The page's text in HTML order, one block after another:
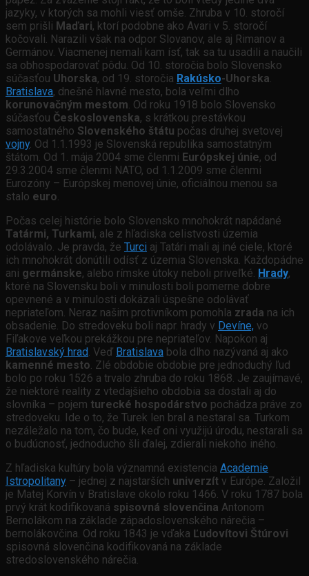
jazyky, v ktorých sa mohli viesť omše. Zhruba v 10. storočí
sem prišli Maďari, ktorí podobne ako Avari v 5. storočí
kočovali. Narazili však na odpor Slovanov, ale aj Rimanov a
Germánov. Viacmenej nemali kam ísť, tak sa tu usadili a naučili
sa obhospodarovať pôdu. Od 10. storočia bolo Slovensko
súčasťou Uhorska, od 19. storočia Rakúsko-Uhorska
Bratislava, dnešné hlavné mesto, bola veľmi dlho
korunovačným mestom . Od roku 1918 bolo Slovensko
súčasťou Československa, s krátkou prestávkou
samostatného Slovenského štátu počas druhej svetovej
vojny. Od 1.1.1993 je Slovenská republika samostatným
štátom. Od 1. mája 2004 sme členmi Európskej únie, od
29.3.2004 sme členmi NATO, od 1.1.2009 sme členmi
Eurozóny – Európskej menovej únie, oficiálnou menou sa
stalo euro
Počas celej histórie bolo Slovensko mnohokrát napádané
Tatármi, Turkami, ale z hľadiska celistvosti územia
odolávalo. Je pravda, že Turci aj Tatári mali aj iné ciele, ktoré
ich mnohokrát donútili odísť z územia Slovenska. Každopádne
ani germánske, alebo rímske útoky neboli priveľké. Hrady,
ktoré na Slovensku boli v minulosti boli pomerne dobre
opevnené a v minulosti dokázali úspešne odolávať
nepriateľom. Neraz našim protivníkom pomohla zrada na ich
obsadenie. Do stredoveku boli napr. hrady v Devíne, vo
Fiľakove veľkou prekážkou pre nepriateľov. Napokon aj
Bratislavský hrad . Veď Bratislava bola dlho nazývaná aj ako
kamenné mesto . Zlé obdobie obdobie pre jednoduchý ľud
bolo po roku 1526 a trvalo zhruba do roku 1868. Je zaujímavé,
že niektoré reality z vtedajšieho obdobia sa dostali aj do
slovníka – pojem turecké hospodárstvo pochádza práve zo
stredoveku. Ide o to, že Turek len bral a nestaral sa. Turkom
nezáležalo na tom, čo bude, keď oni využijú úrodu, nestarali sa
o budúcnosť, jednoducho šli ďalej, zdierali niekoho iného.
Z hľadiska kultúry bola významná existencia Academie
Istropolitany – jednej z najstarších univerzít v Európe. Založil
je Matej Korvín v Bratislave okolo roku 1466. V roku 1787 bola
prvý krát kodifikovaná spisovná slovenčina Antonom
Bernolákom na základe západoslovenského nárečia –
bernolákovčina. Od roku 1843 je vďaka Ľudovítovi Štúrovi
spisovná slovenčina kodifikovaná na základe
stredoslovenského nárečia.